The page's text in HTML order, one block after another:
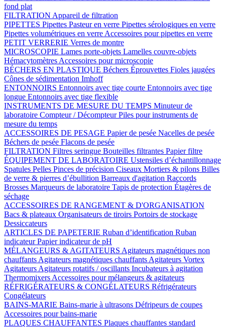
fond plat
FILTRATION Appareil de filtration
PIPETTES Pipettes Pasteur en verre Pipettes sérologiques en verre
Pipettes volumétriques en verre Accessoires pour pipettes en verre
PETIT VERRERIE Verres de montre
MICROSCOPIE Lames porte-objets Lamelles couvre-objets
Hémacytomètres Accessoires pour microscopie
BÉCHERS EN PLASTIQUE Béchers Éprouvettes Fioles jaugées
Cônes de sédimentation Imhoff
ENTONNOIRS Entonnoirs avec tige courte Entonnoirs avec tige
longue Entonnoirs avec tige flexible
INSTRUMENTS DE MESURE DU TEMPS Minuteur de
laboratoire Compteur / DécompteurPiles pour instruments de
mesure du temps
ACCESSOIRES DE PESAGE Papier de pesée Nacelles de pesée
Béchers de pesée Flacons de pesée
FILTRATION Filtres seringue Bouteilles filtrantes Papier filtre
ÉQUIPEMENT DE LABORATOIRE Ustensiles d’échantillonnage
Spatules Pelles Pinces de précision Ciseaux Mortiers & pilons Billes
de verre & pierres d’ébullition Barreaux d'agitation Raccords
Brosses Marqueurs de laboratoire Tapis de protection Étagères de
séchage
ACCESSOIRES DE RANGEMENT & D'ORGANISATION
Bacs & plateaux Organisateurs de tiroirs Portoirs de stockage
Dessiccateurs
ARTICLES DE PAPETERIE Ruban d’identification Ruban
indicateurPapier indicateur de pH
MÉLANGEURS & AGITATEURS Agitateurs magnétiques non
chauffants Agitateurs magnétiques chauffants Agitateurs Vortex
Agitateurs Agitateurs rotatifs / oscillants Incubateurs à agitation
Thermomixers Accessoires pour mélangeurs & agitateurs
RÉFRIGÉRATEURS & CONGÉLATEURS Réfrigérateurs
Congélateurs
BAINS-MARIE Bains-marie à ultrasons Défripeurs de coupes
Accessoires pour bains-marie
PLAQUES CHAUFFANTES Plaques chauffantes standard